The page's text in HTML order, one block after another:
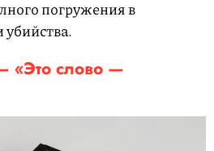
погружения в
«Это слово —